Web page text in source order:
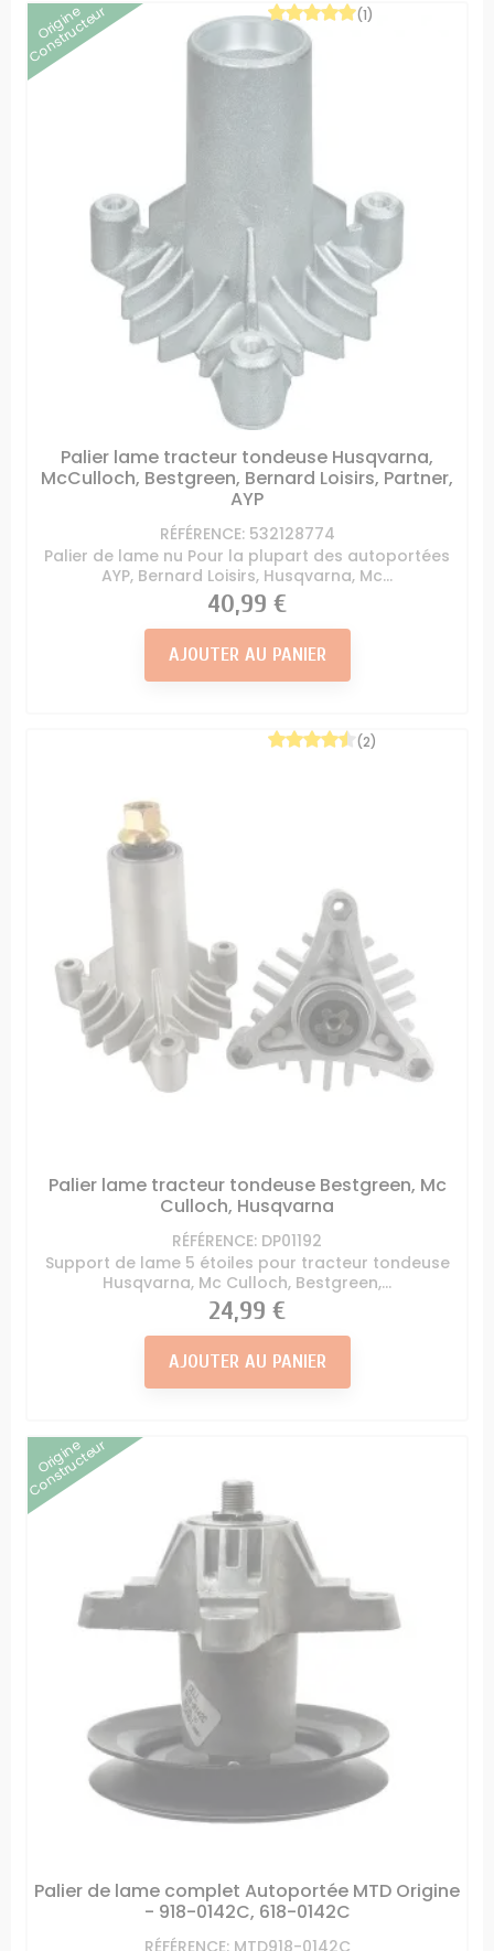
Origine
Constructeur
Palier lame tracteur tondeuse Husqvarna,
McCulloch, Bestgreen, Bernard Loisirs, Partner,
AYP
RÉFÉRENCE: 532128774
Palier de lame nu Pour la plupart des autoportées
AYP, Bernard Loisirs, Husqvarna, Mc...
(1)
Prix
40,99 €
AJOUTER AU PANIER
Palier lame tracteur tondeuse Bestgreen, Mc
Culloch, Husqvarna
RÉFÉRENCE: DP01192
Support de lame 5 étoiles pour tracteur tondeuse
Husqvarna, Mc Culloch, Bestgreen,...
(2)
Prix
24,99 €
AJOUTER AU PANIER
Origine
Constructeur
Palier de lame complet Autoportée MTD Origine
- 918-0142C, 618-0142C